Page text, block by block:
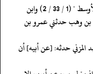
/ 1) عن عبد الله بن وهب حدثني عمرو بن
حدثه: [عن أبيه] أن